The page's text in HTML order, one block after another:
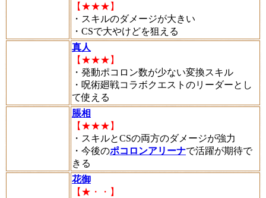
【★★★】
・スキルのダメージが大きい
・CSで大やけどを狙える
真人
【★★★】
・発動ポコロン数が少ない変換スキル
・呪術廻戦コラボクエストのリーダーとし
て使える
脹相
【★★★】
・スキルとCSの両方のダメージが強力
・今後のポコロンアリーナで活躍が期待で
きる
花御
【★・・】